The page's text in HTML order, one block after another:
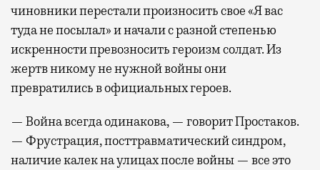
чиновники перестали произносить свое «Я вас
туда не посылал» и начали с разной степенью
искренности превозносить героизм солдат. Из
жертв никому не нужной войны они
превратились в официальных героев.
— Война всегда одинакова, — говорит Простаков.
— Фрустрация, посттравматический синдром,
наличие калек на улицах после войны — все это